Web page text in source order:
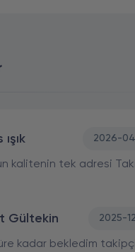
2026-
kalitenin tek adresi
Gültekin 2025-
kadar bekledim